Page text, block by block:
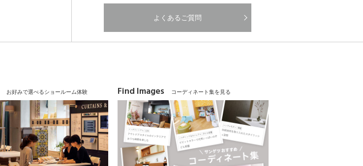
よくあるご質問
お好みで選べるショールーム体験 Find Images コーディネート集を見る